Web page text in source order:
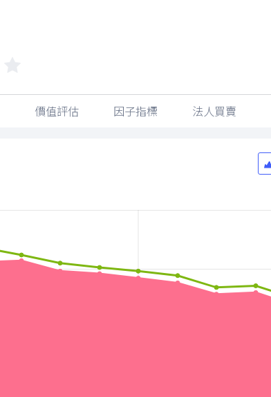
價值評估 因子指標 法人買賣